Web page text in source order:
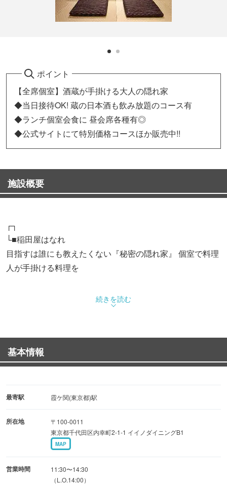
ポイント
【全席個室】酒蔵が手掛ける大人の隠れ家
◆当日接待OK! 蔵の日本酒も飲み放題のコース有
◆ランチ個室会食に 昼会席各種有◎
◆公式サイトにて特別価格コースほか販売中!!
施設概要
┌┐
└■稲田屋はなれ
目指すは誰にも教えたくない『秘密の隠れ家』 個室で料理
人が手掛ける料理を
◇お祝いに 小さな鏡開きセット「ミニこも樽」♪…飲み放
題付きコースご注文で《無料!!》
接待》もぜひ当店へ!!
◇ランチタイムのご予約もお気軽にご相談ください！
◇最大22名様迄の個室をご用意しております！
【創業1673年、鳥取県老舗酒蔵 稲田本店の店】
酒も飲み放題!!!
お酒好きな方のおもてなし、大人の宴会にイチオシです◎
地酒には地の物を…とご用意している鳥取県食材の中でも
『鳥取和牛』は上質でおすすめ。
続きを読む
基本情報
最寄駅 霞ケ関(東京都)駅
所在地
〒100-0011
東京都千代田区内幸町2-1-1 イイノダイニングB1
MAP
営業時間
11:30〜14:30
（L.O.14:00）